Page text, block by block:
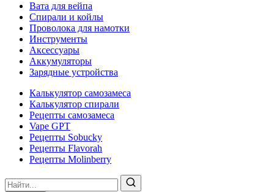
Вата для вейпа
Спирали и койлы
Проволока для намотки
Инструменты
Аксесcуары
Аккумуляторы
Зарядные устройства
Калькулятор самозамеса
Калькулятор спирали
Рецепты самозамеса
Vape GPT
Рецепты Sobucky
Рецепты Flavorah
Рецепты Molinberry